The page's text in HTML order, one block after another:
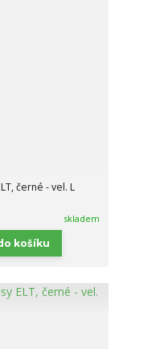
černé - vel. L
skladem
košíku